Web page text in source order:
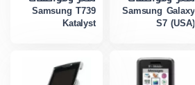
Samsung Galaxy
S7 (USA)
Samsung T739
Katalyst